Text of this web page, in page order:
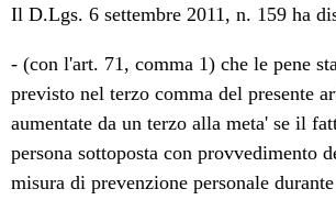
Il D.Lgs. 6 settembre 2011, n. 159 ha
- (con l'art. 71, comma 1) che le pene
previsto nel terzo comma del presente
aumentate da un terzo alla meta' se il
persona sottoposta con provvedimento
misura di prevenzione personale